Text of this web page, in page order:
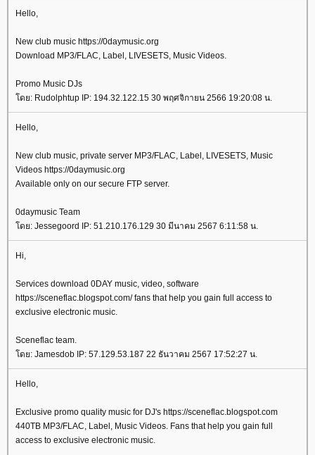
Hello,
New club music https://0daymusic.org
Download MP3/FLAC, Label, LIVESETS, Music Videos.
Promo Music DJs
ดย: Rudolphtup IP: 194.32.122.15 30 พฤศจิกายน 2566 19:20:08 น.
Hello,
New club music, private server MP3/FLAC, Label, LIVESETS, Music
Videos https://0daymusic.org
Available only on our secure FTP server.
0daymusic Team
ดย: Jessegoord IP: 51.210.176.129 30 มีนาคม 2567 6:11:58 น.
Hi,
Services download 0DAY music, video, software
https://sceneflac.blogspot.com/ fans that help you gain full access to
exclusive electronic music.
Sceneflac team.
ดย: Jamesdob IP: 57.129.53.187 22 ธันวาคม 2567 17:52:27 น.
Hello,
Exclusive promo quality music for DJ's https://sceneflac.blogspot.com
440TB MP3/FLAC, Label, Music Videos. Fans that help you gain full
access to exclusive electronic music.